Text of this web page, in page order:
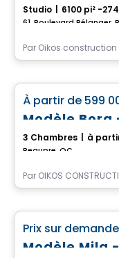
Studio 6100 pi² -
61, Boulevard Bélanger,
Par Oikos construction
À partir de 599
Modèle
3 Chambres à
Beaupre, QC
Par OIKOS
Prix sur demande
Modèle Mila